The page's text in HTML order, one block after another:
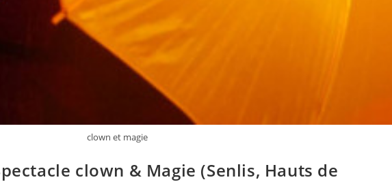
clown et magie
clown & Magie (Senlis, Hauts de